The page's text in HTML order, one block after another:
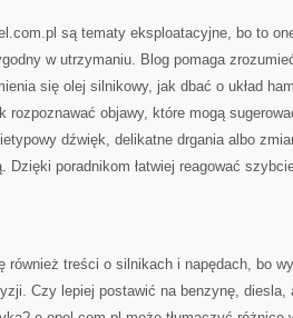
są tematy eksploatacyjne, bo to
w utrzymaniu. Blog pomaga
się olej silnikowy, jak dbać o układ
rozpoznawać objawy, które mogą
dźwięk, delikatne drgania albo
Dzięki poradnikom łatwiej reagować
również treści o silnikach i napędach, bo
Czy lepiej postawić na benzynę, diesla,